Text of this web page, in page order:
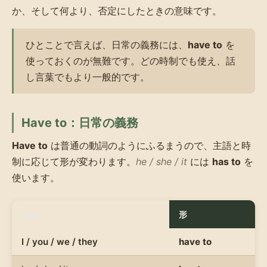
か、そして何より、否定にしたときの意味です。
ひとことで言えば、日常の義務には、 have to を
使っておくのが無難です。どの時制でも使え、話
し言葉でもより一般的です。
Have to：日常の義務
Have to は普通の動詞のようにふるまうので、主語と時
制に応じて形が変わります。 he / she / it には has to を
使います。
形
I / you / we / they have to